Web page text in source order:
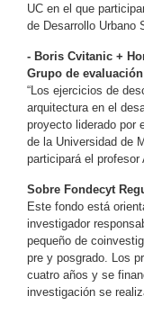
UC en el que
de Desarrollo Urbano
- Boris Cvitanic +
Grupo de
“Los ejercicios de
arquitectura en el
proyecto liderado por
de la Universidad de
participará el profesor
Sobre Fondecyt
Este fondo está
investigador
pequeño de
pre y posgrado. Los
cuatro años y se
investigación se